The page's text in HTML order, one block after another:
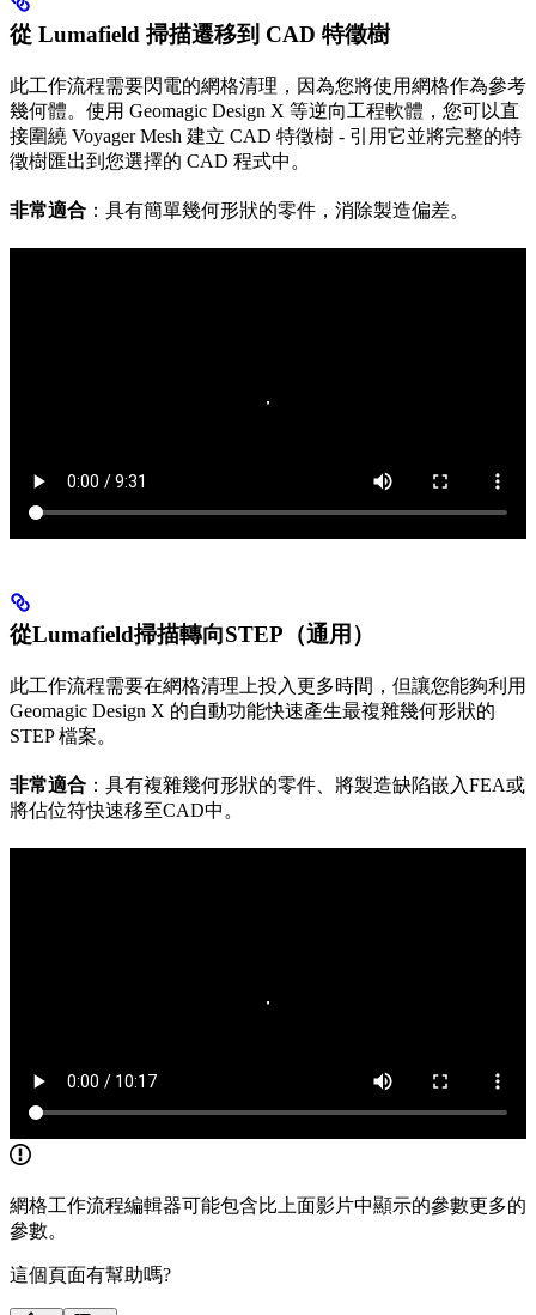
從 Lumafield 掃描遷移到 CAD 特徵樹
此工作流程需要閃電的網格清理，因為您將使用網格作為參考
幾何體。使用 Geomagic Design X 等逆向工程軟體，您可以直
接圍繞 Voyager Mesh 建立 CAD 特徵樹 - 引用它並將完整的特
徵樹匯出到您選擇的 CAD 程式中。
非常適合 ：具有簡單幾何形狀的零件，消除製造偏差。
從Lumafield掃描轉向STEP（通用）
此工作流程需要在網格清理上投入更多時間，但讓您能夠利用
Geomagic Design X 的自動功能快速產生最複雜幾何形狀的
STEP 檔案。
非常適合 ：具有複雜幾何形狀的零件、將製造缺陷嵌入FEA或
將佔位符快速移至CAD中。
網格工作流程編輯器可能包含比上面影片中顯示的參數更多的
參數。
這個頁面有幫助嗎?